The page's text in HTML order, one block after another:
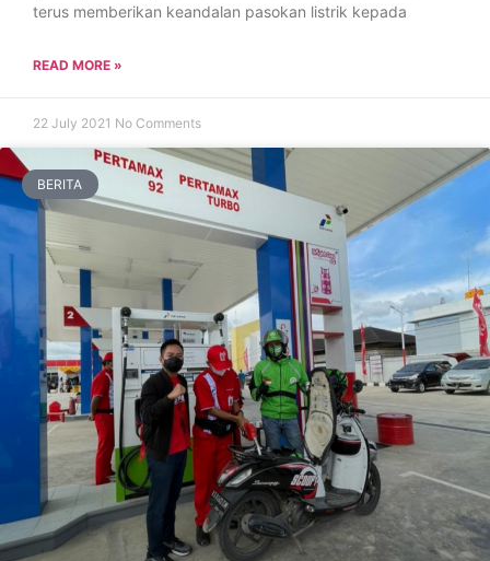
terus memberikan keandalan pasokan listrik kepada
READ MORE »
22 July 2021 No Comments
BERITA